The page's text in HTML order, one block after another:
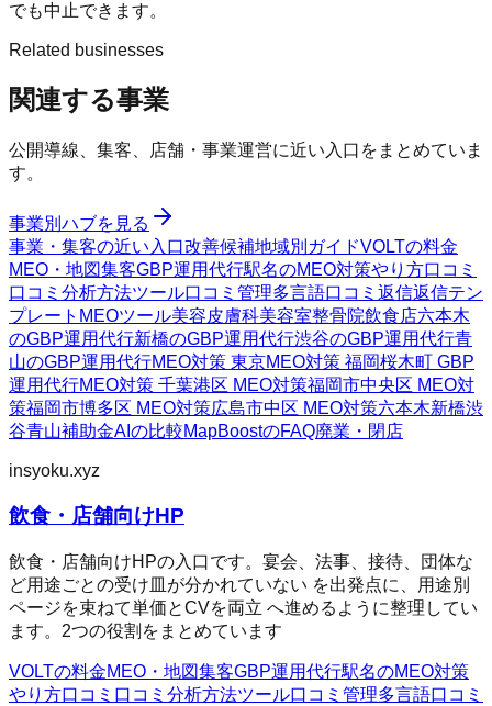
でも中止できます。
Related businesses
関連する事業
公開導線、集客、店舗・事業運営に近い入口をまとめていま
す。
事業別ハブを見る
事業・集客の近い入口改善候補地域別ガイドVOLTの料金
MEO・地図集客GBP運用代行駅名のMEO対策やり方口コミ
口コミ分析方法ツール口コミ管理多言語口コミ返信返信テン
プレート MEOツール美容皮膚科美容室整骨院飲食店六本木
のGBP運用代行新橋のGBP運用代行渋谷のGBP運用代行青
山のGBP運用代行MEO対策 東京MEO対策 福岡桜木町 GBP
運用代行MEO対策 千葉港区 MEO対策福岡市中央区 MEO対
策福岡市博多区 MEO対策広島市中区 MEO対策六本木新橋渋
谷青山補助金AIの比較MapBoostのFAQ廃業・閉店
insyoku.xyz
飲食・店舗向けHP
飲食・店舗向けHPの入口です。宴会、法事、接待、団体な
ど用途ごとの受け皿が分かれていない を出発点に、用途別
ページを束ねて単価とCVを両立 へ進めるように整理してい
ます。2つの役割をまとめています
VOLTの料金MEO・地図集客GBP運用代行駅名のMEO対策
やり方口コミ 口コミ分析方法ツール口コミ管理多言語口コミ